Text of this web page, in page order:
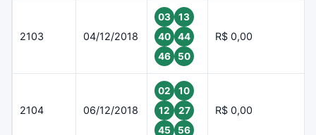
2103 04/12/2018
03
13
40
44
46
50
R$ 0,00
2104 06/12/2018
02
10
12
27
45
56
R$ 0,00